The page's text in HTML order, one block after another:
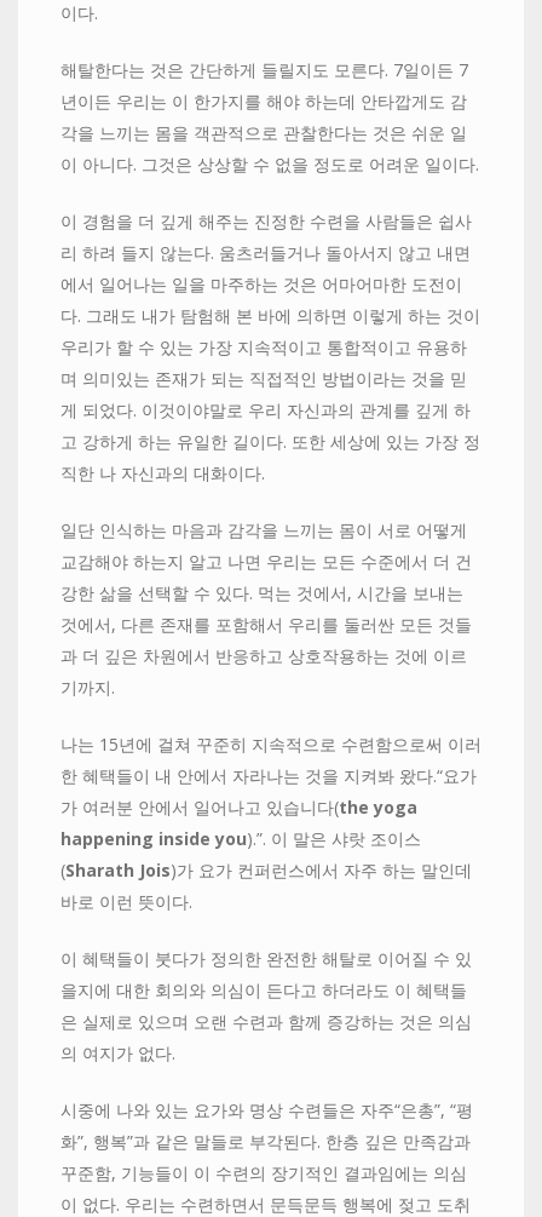
이다.
해탈한다는 것은 간단하게 들릴지도 모른다. 7일이든 7
년이든 우리는 이 한가지를 해야 하는데 안타깝게도 감
각을 느끼는 몸을 객관적으로 관찰한다는 것은 쉬운 일
이 아니다. 그것은 상상할 수 없을 정도로 어려운 일이다.
이 경험을 더 깊게 해주는 진정한 수련을 사람들은 쉽사
리 하려 들지 않는다. 움츠러들거나 돌아서지 않고 내면
에서 일어나는 일을 마주하는 것은 어마어마한 도전이
다. 그래도 내가 탐험해 본 바에 의하면 이렇게 하는 것이
우리가 할 수 있는 가장 지속적이고 통합적이고 유용하
며 의미있는 존재가 되는 직접적인 방법이라는 것을 믿
게 되었다. 이것이야말로 우리 자신과의 관계를 깊게 하
고 강하게 하는 유일한 길이다. 또한 세상에 있는 가장 정
직한 나 자신과의 대화이다.
일단 인식하는 마음과 감각을 느끼는 몸이 서로 어떻게
교감해야 하는지 알고 나면 우리는 모든 수준에서 더 건
강한 삶을 선택할 수 있다. 먹는 것에서, 시간을 보내는
것에서, 다른 존재를 포함해서 우리를 둘러싼 모든 것들
과 더 깊은 차원에서 반응하고 상호작용하는 것에 이르
기까지.
나는 15년에 걸쳐 꾸준히 지속적으로 수련함으로써 이러
한 혜택들이 내 안에서 자라나는 것을 지켜봐 왔다.“요가
가 여러분 안에서 일어나고 있습니다(the yoga
happening inside you).”. 이 말은 샤랏 조이스
(Sharath Jois)가 요가 컨퍼런스에서 자주 하는 말인데
바로 이런 뜻이다.
이 혜택들이 붓다가 정의한 완전한 해탈로 이어질 수 있
을지에 대한 회의와 의심이 든다고 하더라도 이 혜택들
은 실제로 있으며 오랜 수련과 함께 증강하는 것은 의심
의 여지가 없다.
시중에 나와 있는 요가와 명상 수련들은 자주“은총”, “평
화”, 행복”과 같은 말들로 부각된다. 한층 깊은 만족감과
꾸준함, 기능들이 이 수련의 장기적인 결과임에는 의심
이 없다. 우리는 수련하면서 문득문득 행복에 젖고 도취